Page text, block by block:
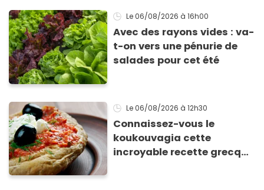
Le 06/08/2026 à 16h00
Avec des rayons vides : va-
t-on vers une pénurie de
salades pour cet été
Le 06/08/2026 à 12h30
Connaissez-vous le
koukouvagia cette
incroyable recette grecque